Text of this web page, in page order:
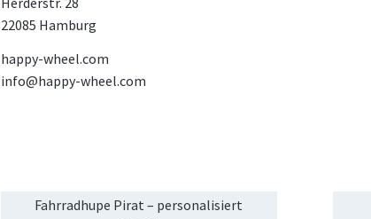
22085 Hamburg
happy-wheel.com
info@happy-wheel.com
Fahrradhupe Pirat – personalisiert